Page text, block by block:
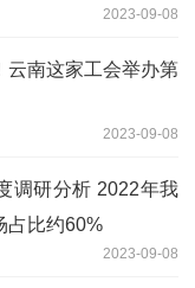
2023-09-08
云南这家工会举办第
2023-09-08
调研分析 2022年我
占比约60%
2023-09-08